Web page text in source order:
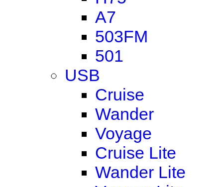
A7
503FM
501
USB
Cruise
Wander
Voyage
Cruise Lite
Wander Lite